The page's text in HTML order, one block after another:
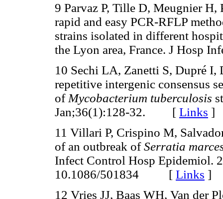
9 Parvaz P, Tille D, Meugnier H,
rapid and easy PCR-RFLP
strains isolated in different
the Lyon area, France. J Hosp
10 Sechi LA, Zanetti S, Dupré I,
repetitive intergenic consensus
of Mycobacterium tuberculosis
Jan;36(1):128-32. [ Links ]
11 Villari P, Crispino M,
of an outbreak ofSerratia
Infect Control Hosp Epidemiol.
10.1086/501834
[ Links ]
12 Vries JJ, Baas WH, Van der